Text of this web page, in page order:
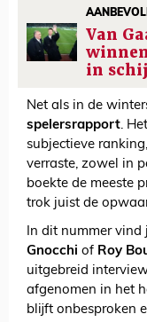
Van
in
Net als in de
spelersrapport.
subjectieve
verraste, zowel in
boekte de meeste
trok juist de
In dit nummer vind
Gnocchi of Roy
uitgebreid
afgenomen in het
blijft onbesproken